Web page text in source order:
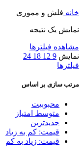
خانه فلش و مموری
نمایش یک نتیجه
مشاهده فیلترها
نمایش 9
12
18
24
فیلترها
مرتب سازی بر اساس
محبوبیت
متوسط امتیاز
جدیدترین
قیمت: کم به زیاد
قیمت: زیاد به کم